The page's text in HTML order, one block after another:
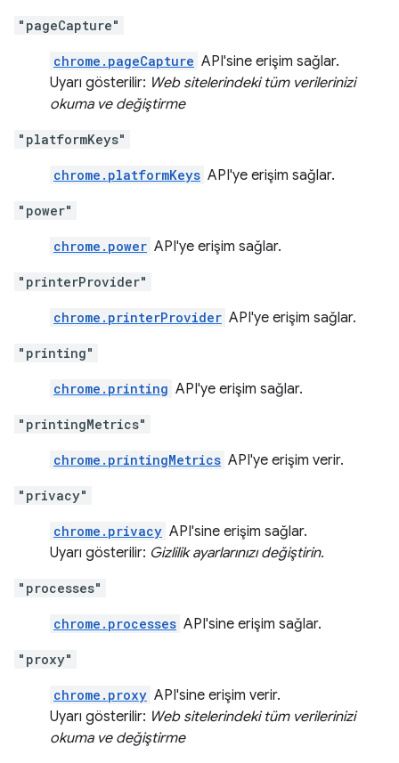
"pageCapture"
chrome.pageCapture API'sine erişim sağlar.
Uyarı gösterilir: Web sitelerindeki tüm verilerinizi
okuma ve değiştirme
"platformKeys"
chrome.platformKeys API'ye erişim sağlar.
"power"
chrome.power API'ye erişim sağlar.
"printerProvider"
chrome.printerProvider API'ye erişim sağlar.
"printing"
chrome.printing API'ye erişim sağlar.
"printingMetrics"
chrome.printingMetrics API'ye erişim verir.
"privacy"
chrome.privacy API'sine erişim sağlar.
Uyarı gösterilir: Gizlilik ayarlarınızı değiştirin.
"processes"
chrome.processes API'sine erişim sağlar.
"proxy"
chrome.proxy API'sine erişim verir.
Uyarı gösterilir: Web sitelerindeki tüm verilerinizi
okuma ve değiştirme